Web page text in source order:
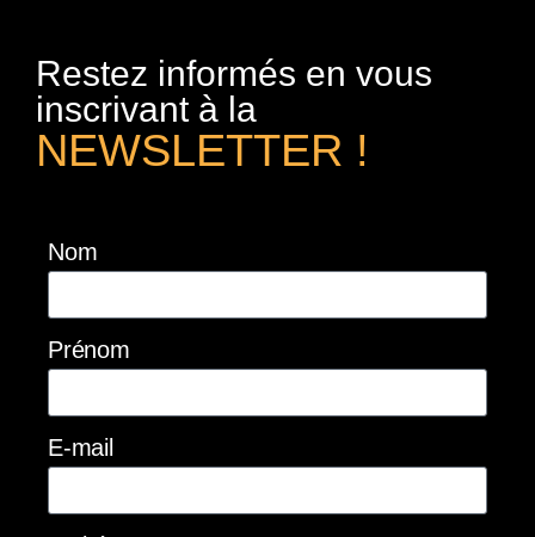
Restez informés en vous
inscrivant à la
NEWSLETTER !
Nom
Prénom
E-mail